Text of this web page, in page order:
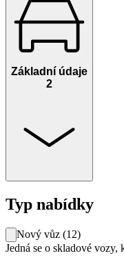
Základní údaje
2
Typ nabídky
Nový vůz (12)
Jedná se o skladové